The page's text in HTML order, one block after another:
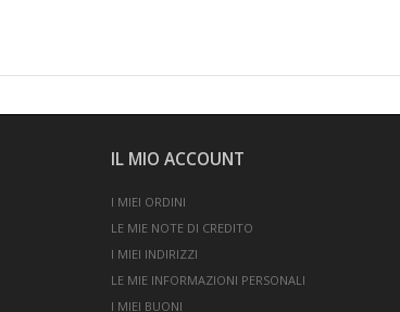
IL MIO ACCOUNT
I MIEI ORDINI
LE MIE NOTE DI CREDITO
I MIEI INDIRIZZI
LE MIE INFORMAZIONI PERSONALI
I MIEI BUONI